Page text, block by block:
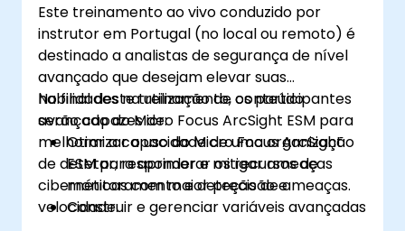
Este treinamento ao vivo conduzido por
instrutor em Portugal (no local ou remoto) é
destinado a analistas de segurança de nível
avançado que desejam elevar suas
habilidades na utilização de conteúdo
avançado do Micro Focus ArcSight ESM para
melhorar a capacidade de uma organização
de detetar, responder e mitigar ameaças
cibernéticas com maior precisão e
velocidade.
No final deste treinamento, os participantes
serão capazes de:
Otimizar o uso do Micro Focus ArcSight
ESM para aprimorar os recursos de
monitoramento e deteção de ameaças.
Construir e gerenciar variáveis avançadas